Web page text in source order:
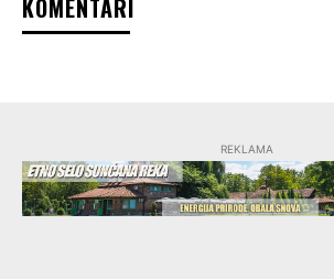
KOMENTARI
REKLAMA